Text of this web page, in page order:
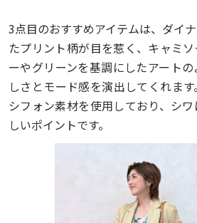
3点目のおすすめアイテムは、ダイ
たプリント柄が目を惹く、キャミ
ーやグリーンを基調にしたアート
しさとモード感を演出してくれま
シフォン素材を使用しており、シ
しいポイントです。